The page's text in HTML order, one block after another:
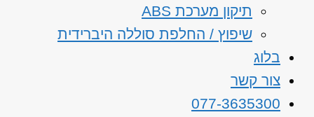
תיקון מערכת ABS
שיפוץ / החלפת סוללה היברידית
בלוג
צור קשר
077-3635300